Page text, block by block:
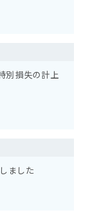
別損失の計上
ました